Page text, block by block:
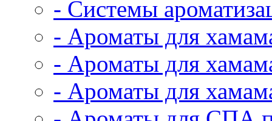
- Системы
- Ароматы для
- Ароматы для
- Ароматы для